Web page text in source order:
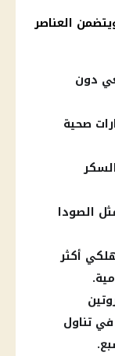
العناصر
دون
صحية
الصودا
أكثر
تناول